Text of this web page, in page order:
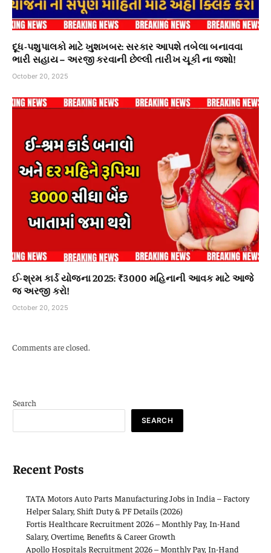
દૂધ-પશુપાલકો માટે ખુશખબર: સરકાર આપશે તબેલા બનાવવા
ભારી સહાય – અરજી કરવાની છેલ્લી તારીખ ચૂકી ના જશો!
October 20, 2025
ઈ-શ્રમ કાર્ડ યોજના 2025: ₹3000 મહિનાની આવક માટે આજે
જ અરજી કરો!
October 20, 2025
Comments are closed.
Search
SEARCH
Recent Posts
TATA Motors Auto Parts Manufacturing Jobs in India – Factory
Helper Salary, Shift Duty & PF Details (2026)
Fortis Healthcare Recruitment 2026 – Monthly Pay, In-Hand
Salary, Overtime, Benefits & Career Growth
Apollo Hospitals Recruitment 2026 – Monthly Pay, In-Hand